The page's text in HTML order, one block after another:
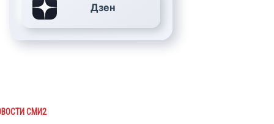
Дзен
СМИ2